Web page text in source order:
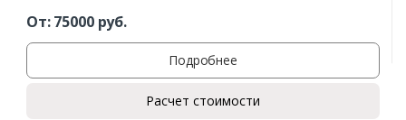
От:75000руб.
Подробнее
Расчет стоимости